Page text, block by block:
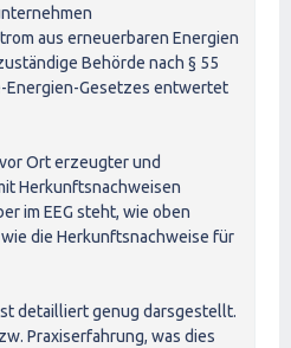
aus erneuerbaren Energien
Behörde nach § 55
Energien-Gesetzes entwertet
Ort erzeugter und
Herkunftsnachweisen
im EEG steht, wie oben
die Herkunftsnachweise für
detailliert genug darsgestellt.
Praxiserfahrung, was dies